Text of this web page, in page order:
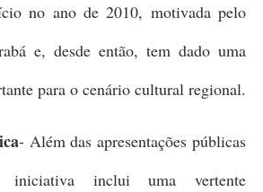
no ano de 2010, motivada pelo
e, desde então, tem dado uma
para o cenário cultural regional.
- Além das apresentações públicas
inclui uma vertente